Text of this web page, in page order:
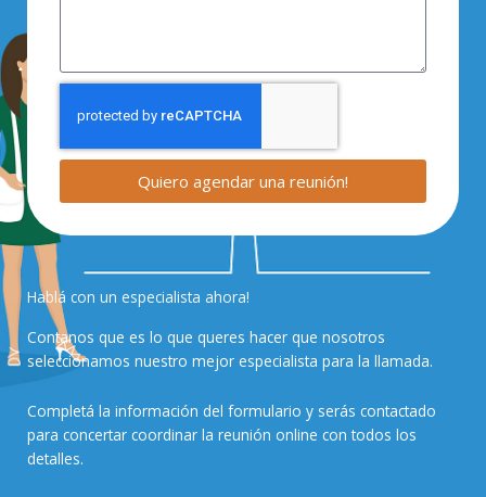
Hablá con un especialista ahora!
Contanos que es lo que queres hacer que nosotros
seleccionamos nuestro mejor especialista para la llamada.
Completá la información del formulario y serás contactado
para concertar coordinar la reunión online con todos los
detalles.
Quiero agendar una reunión!